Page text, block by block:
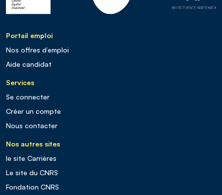
Portail emploi
Nos offres d’emploi
Aide candidat
Services
Se connecter
Créer un compte
Nous contacter
Nos autres sites
le site Carrières
Le site du CNRS
Fondation CNRS